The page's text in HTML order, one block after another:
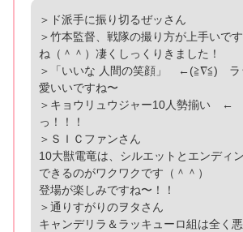
＞ド派手に振り切るぜッさん
＞竹本監督、戦隊の撮り方が上手い
ね（＾＾）凄くしっくりきました！
＞「いいな 人間の笑顔」 ←(≧∇≦) ラ
愛いいですね〜
＞キョウリュウジャー10人勢揃い ←
っ！！！
＞ＳＩＣファンさん
10大獣電竜は、シルエットとエンディ
できるのがワクワクです（＾＾）
登場が楽しみですね〜！！
＞通りすがりのヲタさん
キャンデリラ＆ラッキューロ組は全く